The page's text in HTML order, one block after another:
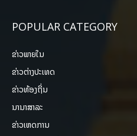
POPULAR CATEGORY
ຂ່າວພາຍ​ໃນ
ຂ່າວຕ່າງປະເທດ
ຂ່າວທ້ອງຖິ່ນ
ນານາສາລະ
ຂ່າວເຫດການ